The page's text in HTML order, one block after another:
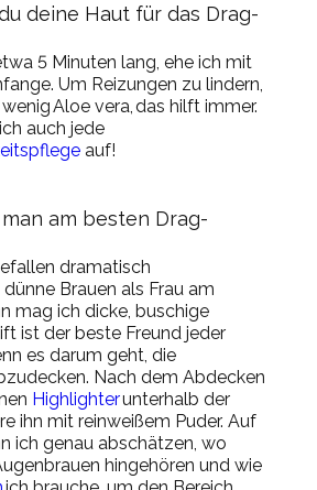
deine Haut für das Drag-
5 Minuten lang, ehe ich mit
Um Reizungen zu lindern,
Aloe vera das hilft immer.
auch jede
auf!
am besten Drag-
dramatisch
Brauen als Frau am
mag ich dicke, buschige
ist der beste Freund jeder
es darum geht, die
Nach dem Abdecken
Highlighterunterhalb der
ihn mit reinweißem Puder. Auf
ich genau abschätzen, wo
hingehören und wie